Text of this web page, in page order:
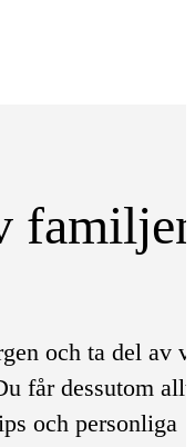
och ta del av
får dessutom
och personliga